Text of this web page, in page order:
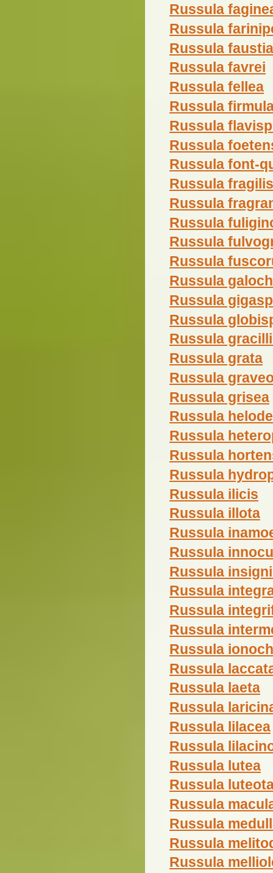
Russula
Russula
Russula
Russula favrei
Russula fellea
Russula
Russula
Russula
Russula font-
Russula fragilis
Russula
Russula
Russula
Russula
Russula
Russula
Russula
Russula
Russula grata
Russula
Russula grisea
Russula
Russula
Russula
Russula
Russula ilicis
Russula illota
Russula
Russula
Russula
Russula
Russula
Russula
Russula
Russula
Russula laeta
Russula
Russula lilacea
Russula
Russula lutea
Russula
Russula
Russula
Russula
Russula